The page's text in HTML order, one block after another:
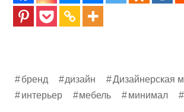
бренд дизайн Дизайнерская
интерьер
мебель минимал